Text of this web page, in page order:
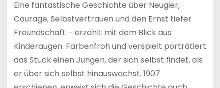
Eine fantastische Geschichte über Neugier,
Courage, Selbstvertrauen und den Ernst tiefer
Freundschaft – erzählt mit dem Blick aus
Kinderaugen. Farbenfroh und verspielt porträtiert
das Stück einen Jungen, der sich selbst findet, als
er über sich selbst hinauswächst. 1907